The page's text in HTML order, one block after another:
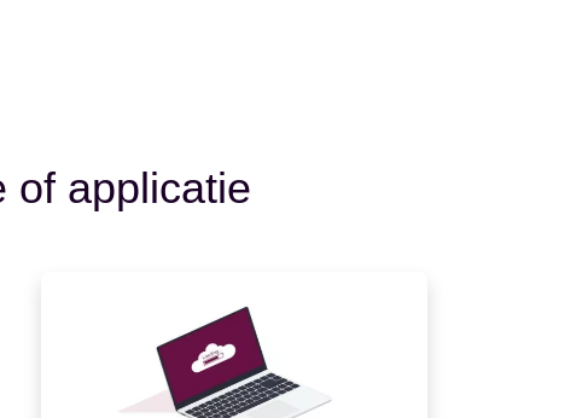
of applicatie